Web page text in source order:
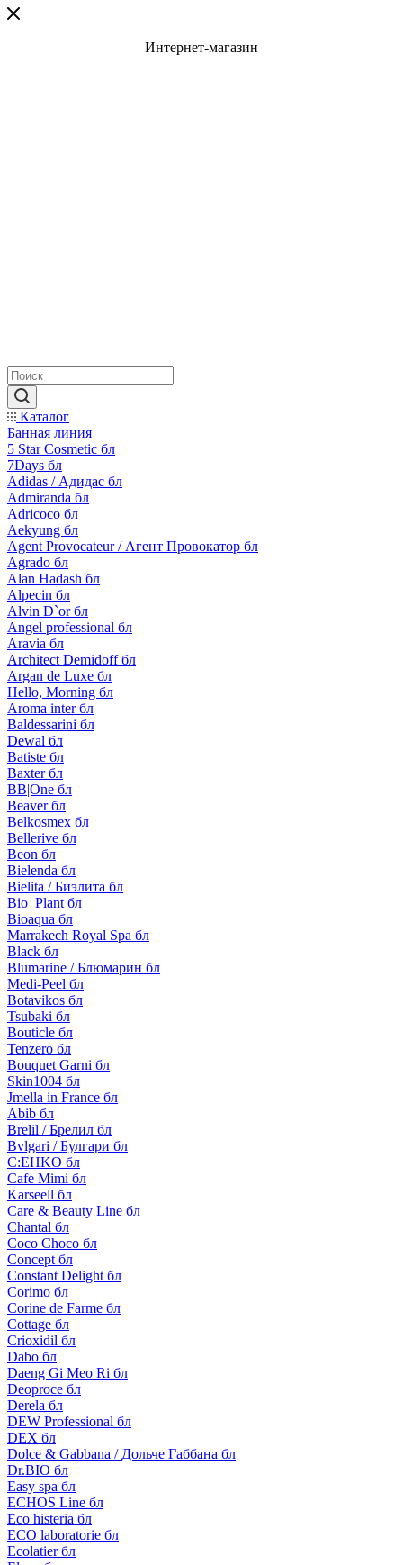
Интернет-магазин
Каталог
Банная линия
5 Star Cosmetic бл
7Days бл
Adidas / Адидас бл
Admiranda бл
Adricoco бл
Aekyung бл
Agent Provocateur / Агент Провокатор бл
Agrado бл
Alan Hadash бл
Alpecin бл
Alvin D`or бл
Angel professional бл
Aravia бл
Architect Demidoff бл
Argan de Luxe бл
Hello, Morning бл
Aroma inter бл
Baldessarini бл
Dewal бл
Batiste бл
Baxter бл
BB|One бл
Beaver бл
Belkosmex бл
Bellerive бл
Beon бл
Bielenda бл
Bielita / Биэлита бл
Bio_Plant бл
Bioaqua бл
Marrakech Royal Spa бл
Black бл
Blumarine / Блюмарин бл
Medi-Peel бл
Botavikos бл
Tsubaki бл
Bouticle бл
Tenzero бл
Bouquet Garni бл
Skin1004 бл
Jmella in France бл
Abib бл
Brelil / Брелил бл
Bvlgari / Булгари бл
C:EHKO бл
Cafe Mimi бл
Karseell бл
Care & Beauty Line бл
Chantal бл
Coco Choco бл
Concept бл
Constant Delight бл
Corimo бл
Corine de Farme бл
Cottage бл
Crioxidil бл
Dabo бл
Daeng Gi Meo Ri бл
Deoproce бл
Derela бл
DEW Professional бл
DEX бл
Dolce & Gabbana / Дольче Габбана бл
Dr.BIO бл
Easy spa бл
ECHOS Line бл
Eco histeria бл
ECO laboratorie бл
Ecolatier бл